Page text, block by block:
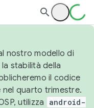
nostro modello di
stabilità della
il codice
nel quarto trimestre.
utilizza
android-